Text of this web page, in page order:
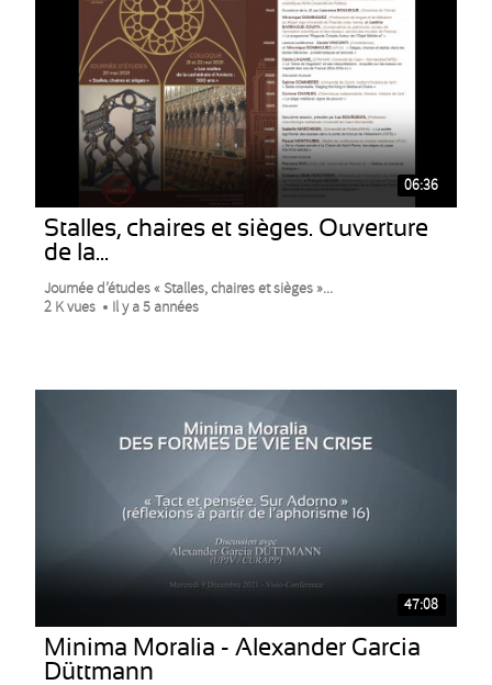
06:36
Stalles, chaires et sièges. Ouverture
de la...
Journée d’études « Stalles, chaires et sièges »...
2 K vues
Il y a 5 années
47:08
Minima Moralia - Alexander Garcia
Düttmann